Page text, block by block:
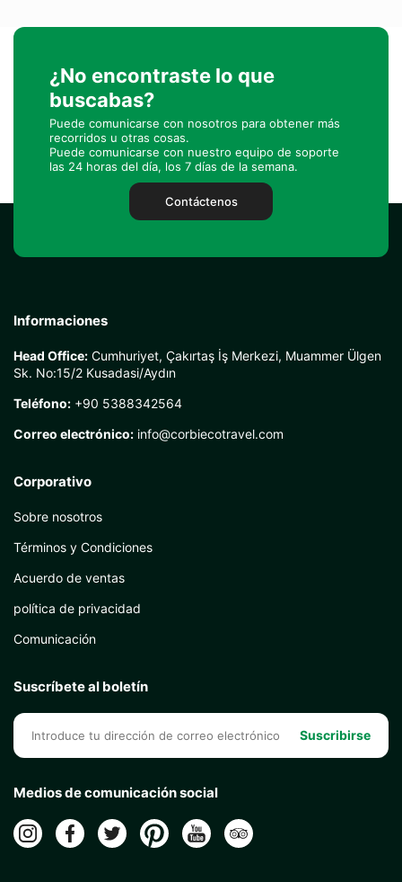
¿No encontraste lo que
buscabas?
Puede comunicarse con nosotros para obtener más
recorridos u otras cosas.
Puede comunicarse con nuestro equipo de soporte
las 24 horas del día, los 7 días de la semana.
Contáctenos
Informaciones
Head Office: Cumhuriyet, Çakırtaş İş Merkezi, Muammer Ülgen
Sk. No:15/2 Kusadasi/Aydın
Teléfono: +90 5388342564
Correo electrónico: info@corbiecotravel.com
Corporativo
Sobre nosotros
Términos y Condiciones
Acuerdo de ventas
política de privacidad
Comunicación
Suscríbete al boletín
Suscribirse
Medios de comunicación social